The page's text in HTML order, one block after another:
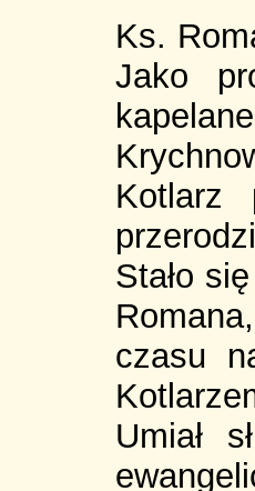
Ks.
Jako
Kotlarz
Stało
czasu
Umiał